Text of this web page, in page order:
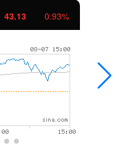
11.37 1.01%